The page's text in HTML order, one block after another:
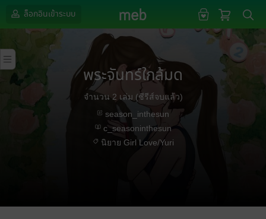
ล็อกอินเข้าระบบ
พระจันทร์ใกล้มด
จำนวน 2 เล่ม (ซีรีส์จบแล้ว)
season_inthesun
c_seasoninthesun
นิยาย Girl Love/Yuri